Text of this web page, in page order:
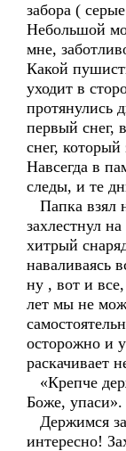
забора (
Небольшой
мне,
Какой
уходит в
протянулись
первый снег,
снег,
Навсегда в
следы, и те
Папка взял
захлестнул
хитрый
наваливаясь
ну , вот и
лет мы не
осторожно и
раскачивает
«Крепче
Боже, упаси».
Держимся
интересно!